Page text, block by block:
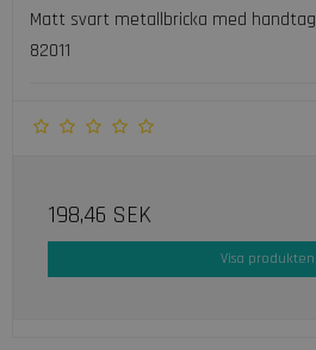
Matt svart metallbricka med handtag
82011
198,46 SEK
Visa produkten